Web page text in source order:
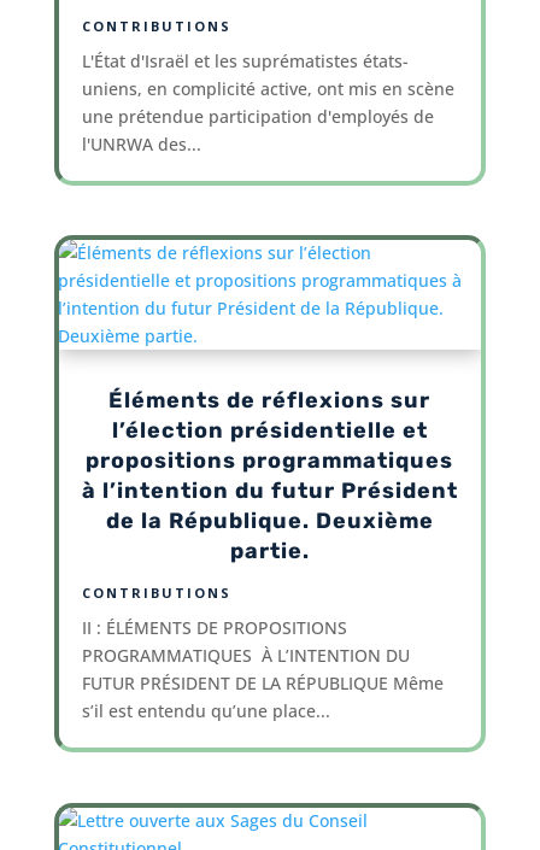
CONTRIBUTIONS
L'État d'Israël et les suprématistes états-
uniens, en complicité active, ont mis en scène
une prétendue participation d'employés de
l'UNRWA des...
Éléments de réflexions sur
l’élection présidentielle et
propositions programmatiques
à l’intention du futur Président
de la République. Deuxième
partie.
CONTRIBUTIONS
II : ÉLÉMENTS DE PROPOSITIONS
PROGRAMMATIQUES À L’INTENTION DU
FUTUR PRÉSIDENT DE LA RÉPUBLIQUE Même
s’il est entendu qu’une place...